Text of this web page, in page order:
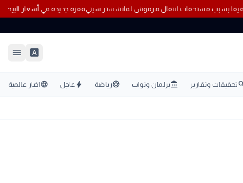
فيفا بسبب مستحقات انتقال مرموش لمانشستر سيتيقفزة جديدة في أسعار البيض..
font_download
menu
تحقيقات وتقارير account_balanceبرلمان ونواب sports_soccerرياضة bolt عاجل languageاخبار عالمية